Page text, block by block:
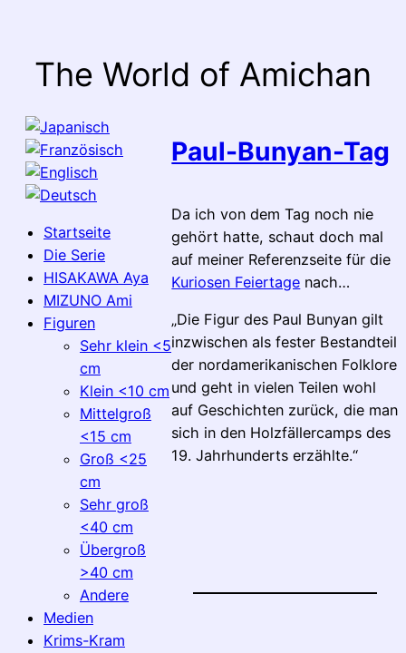
springen
The World of Amichan
Startseite
Die Serie
HISAKAWA Aya
MIZUNO Ami
Figuren
Sehr klein <5
cm
Klein <10 cm
Mittelgroß
<15 cm
Groß <25
cm
Sehr groß
<40 cm
Übergroß
>40 cm
Andere
Medien
Krims-Kram
Paul-Bunyan-Tag
Da ich von dem Tag noch nie
gehört hatte, schaut doch mal
auf meiner Referenzseite für die
Kuriosen Feiertage nach…
„Die Figur des Paul Bunyan gilt
inzwischen als fester Bestandteil
der nordamerikanischen Folklore
und geht in vielen Teilen wohl
auf Geschichten zurück, die man
sich in den Holzfällercamps des
19. Jahrhunderts erzählte.“